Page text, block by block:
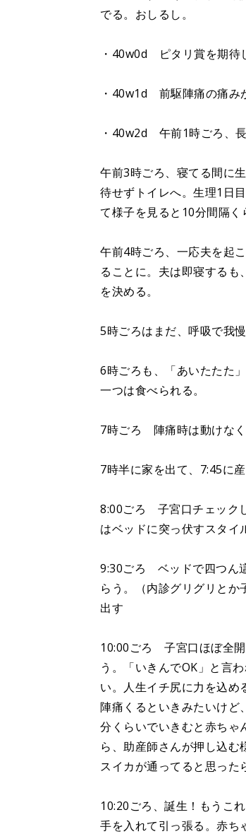
でる。おしるし。
・40w0d ピタリ賞を期待
・40w1d 前駆陣痛の痛み
・40w2d 午前1時ごろ、
午前3時ごろ、寝てる間に
待せずトイレへ。生理1日
て様子を見ると10分間隔く
午前4時ごろ、一応夫を起こ
ることに。夫は即寝する
を決める。
5時ごろはまだ、呼吸で我慢
6時ごろも、「あいたたた
一つは食べられる。
7時ごろ 陣痛時は動けなく
7時半に家を出て、7:45に産
8:00ごろ 子宮口チェック
はベッドに突っ伏すスタイ
9:30ごろ ベッドで四つん
らう。（内診グリグリと
出す
10:00ごろ 子宮口ほぼ全開
う。「いきんでOK」と言
い。人生イチ尻に力を込め
陣痛くるといきみたいけど
分くらいでいきむと赤ちゃ
ら、助産師さんが押し込む
スイカが通ってると思った
10:20ごろ、誕生！もうこ
手を入れて引っ張る。赤ち